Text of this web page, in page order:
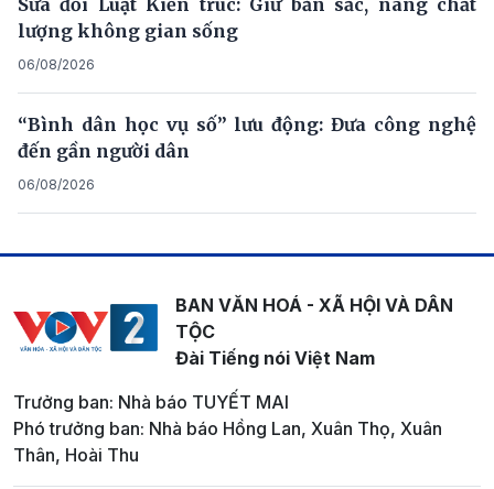
lượng không gian sống
06/08/2026
“Bình dân học vụ số” lưu động: Đưa công nghệ
đến gần người dân
06/08/2026
BAN VĂN HOÁ - XÃ HỘI VÀ DÂN
TỘC
Đài Tiếng nói Việt Nam
Trưởng ban: Nhà báo TUYẾT MAI
Phó trưởng ban: Nhà báo Hồng Lan, Xuân Thọ, Xuân
Thân, Hoài Thu